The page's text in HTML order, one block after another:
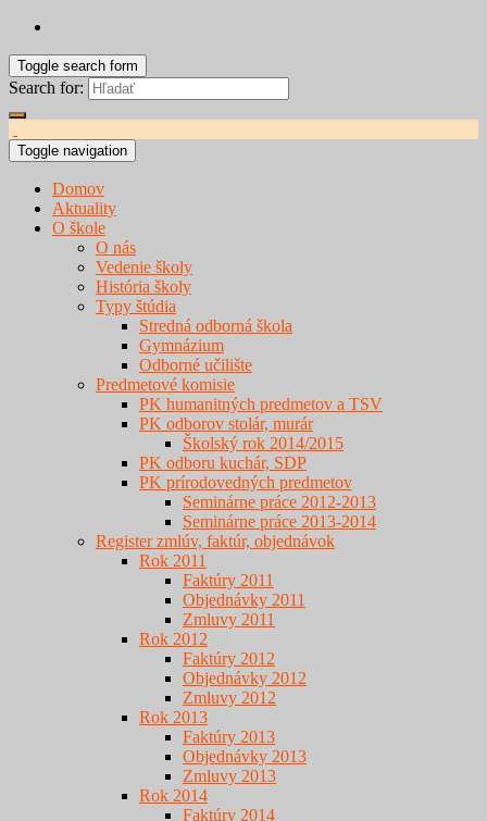
Toggle search form
Search for:
Toggle navigation
Domov
Aktuality
O škole
O nás
Vedenie školy
História školy
Typy štúdia
Stredná odborná škola
Gymnázium
Odborné učilište
Predmetové komisie
PK humanitných predmetov a TSV
PK odborov stolár, murár
Školský rok 2014/2015
PK odboru kuchár, SDP
PK prírodovedných predmetov
Seminárne práce 2012-2013
Seminárne práce 2013-2014
Register zmlúv, faktúr, objednávok
Rok 2011
Faktúry 2011
Objednávky 2011
Zmluvy 2011
Rok 2012
Faktúry 2012
Objednávky 2012
Zmluvy 2012
Rok 2013
Faktúry 2013
Objednávky 2013
Zmluvy 2013
Rok 2014
Faktúry 2014